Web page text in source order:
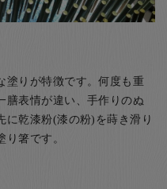
塗りが特徴です。何度も重
膳表情が違い、手作りのぬ
に乾漆粉(漆の粉)を蒔き滑り
箸です。